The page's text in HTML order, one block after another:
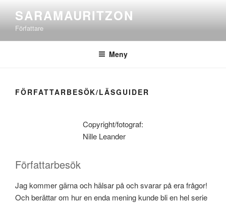
innehåll
SARAMAURITZON
Författare
Meny
FÖRFATTARBESÖK/LÄSGUIDER
Copyright/fotograf:
Nille Leander
Författarbesök
Jag kommer gärna och hälsar på och svarar på era frågor!
Och berättar om hur en enda mening kunde bli en hel serie